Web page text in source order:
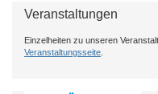
Veranstaltungen
Einzelheiten zu unseren
Veranstaltungsseite